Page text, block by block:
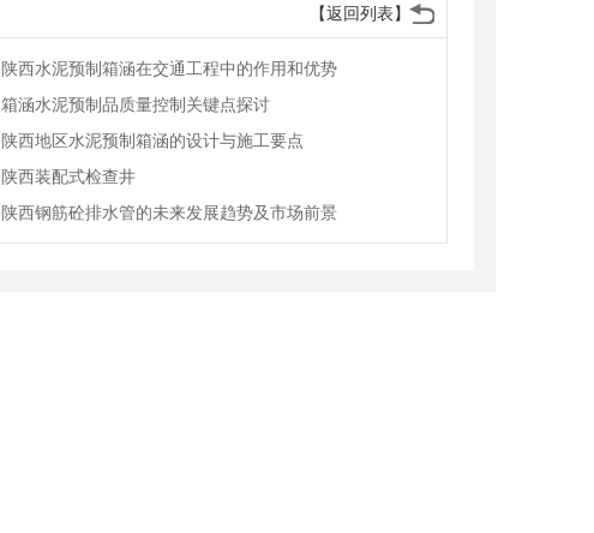
【返回列表】
陕西水泥预制箱涵在交通工程中的作用和优势
箱涵水泥预制品质量控制关键点探讨
陕西地区水泥预制箱涵的设计与施工要点
陕西装配式检查井
陕西钢筋砼排水管的未来发展趋势及市场前景